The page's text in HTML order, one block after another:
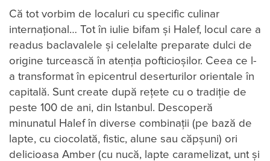
Că tot vorbim de localuri cu specific culinar
internaţional… Tot în iulie bifam şi Halef, locul care a
readus baclavalele şi celelalte preparate dulci de
origine turcească în atenţia pofticioşilor. Ceea ce l-
a transformat în epicentrul deserturilor orientale în
capitală. Sunt create după rețete cu o tradiție de
peste 100 de ani, din Istanbul. Descoperă
minunatul Halef în diverse combinații (pe bază de
lapte, cu ciocolată, fistic, alune sau căpșuni) ori
delicioasa Amber (cu nucă, lapte caramelizat, unt și